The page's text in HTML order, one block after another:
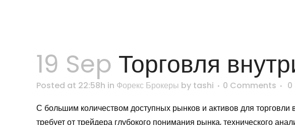
19 Sep Торговля
Posted at 22:58h in Форекс Брокеры by tashi 0 Comments 0
С большим количеством доступных рынков и активов для
требует от трейдера глубокого понимания рынка, технического